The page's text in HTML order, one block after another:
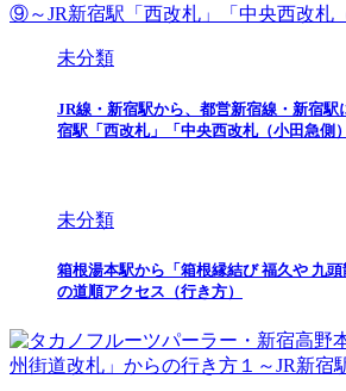
未分類
JR線・新宿駅から、都営新宿線・新宿
宿駅「西改札」「中央西改札（小田急側
未分類
箱根湯本駅から「箱根縁結び 福久や 九
の道順アクセス（行き方）